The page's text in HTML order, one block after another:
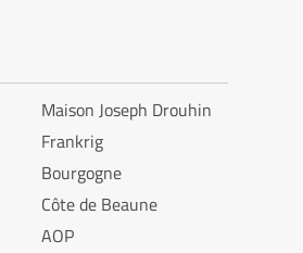
Maison Joseph Drouhin
Frankrig
Bourgogne
Côte de Beaune
AOP